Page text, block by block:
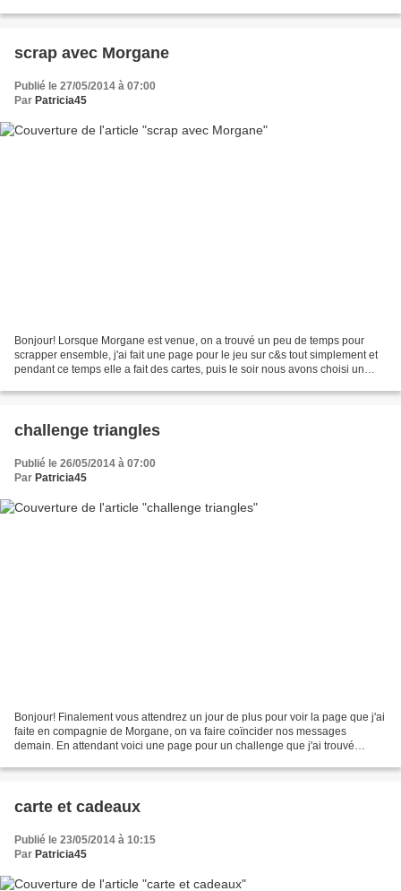
scrap avec Morgane
Publié le 27/05/2014 à 07:00
Par Patricia45
Bonjour! Lorsque Morgane est venue, on a trouvé un peu de temps pour
scrapper ensemble, j'ai fait une page pour le jeu sur c&s tout simplement et
pendant ce temps elle a fait des cartes, puis le soir nous avons choisi un
challenge triangles
Publié le 26/05/2014 à 07:00
Par Patricia45
Bonjour! Finalement vous attendrez un jour de plus pour voir la page que j'ai
faite en compagnie de Morgane, on va faire coïncider nos messages
demain. En attendant voici une page pour un challenge que j'ai trouvé
carte et cadeaux
Publié le 23/05/2014 à 10:15
Par Patricia45